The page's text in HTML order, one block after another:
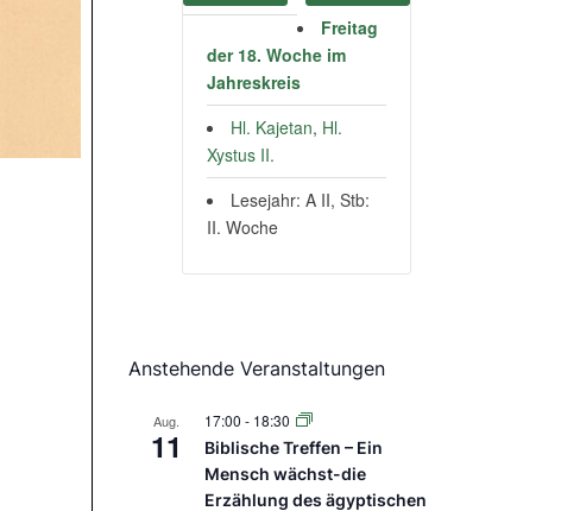
Freitag
der 18. Woche im
Jahreskreis
Hl. Kajetan, Hl.
Xystus II.
Lesejahr: A II, Stb:
II. Woche
Anstehende Veranstaltungen
Aug.
11
17:00 - 18:30
Biblische Treffen – Ein
Mensch wächst-die
Erzählung des ägyptischen